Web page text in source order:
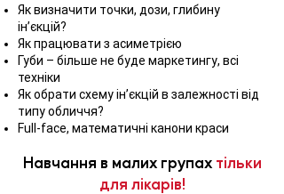
Як визначити точки, дози, глибину
ін’єкцій?
Як працювати з асиметрією
Губи – більше не буде маркетингу, всі
техніки
Як обрати схему ін’єкцій в залежності від
типу обличчя?
Full-face, математичні канони краси
Навчання в малих групах тільки
для лікарів!